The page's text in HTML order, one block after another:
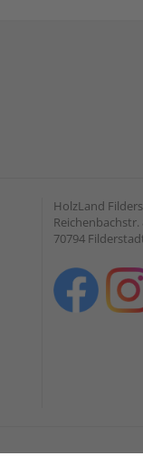
HolzLand
Reichenbachstr.
70794